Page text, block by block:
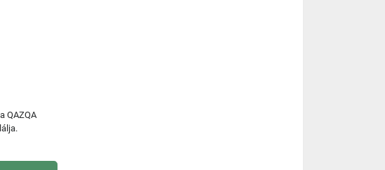
QAZQA